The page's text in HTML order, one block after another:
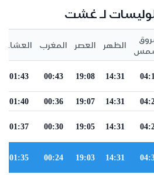
لـ غشت
الظهر العصر المغرب العشاء
14:31
19:08
00:43
01:43
14:31
19:07
00:36
01:40
14:31
19:05
00:30
01:37
14:31
19:03
00:24
01:35